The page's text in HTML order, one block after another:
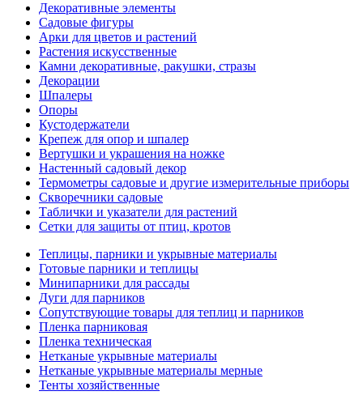
Декоративные элементы
Садовые фигуры
Арки для цветов и растений
Растения искусственные
Камни декоративные, ракушки, стразы
Декорации
Шпалеры
Опоры
Кустодержатели
Крепеж для опор и шпалер
Вертушки и украшения на ножке
Настенный садовый декор
Термометры садовые и другие измерительные приборы
Скворечники садовые
Таблички и указатели для растений
Сетки для защиты от птиц, кротов
Теплицы, парники и укрывные материалы
Готовые парники и теплицы
Минипарники для рассады
Дуги для парников
Сопутствующие товары для теплиц и парников
Пленка парниковая
Пленка техническая
Нетканые укрывные материалы
Нетканые укрывные материалы мерные
Тенты хозяйственные